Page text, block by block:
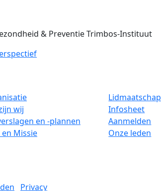
& Preventie Trimbos-Instituut
wij
en -plannen
en Missie
Lidmaatschap
Infosheet
Aanmelden
Onze leden
Privacy